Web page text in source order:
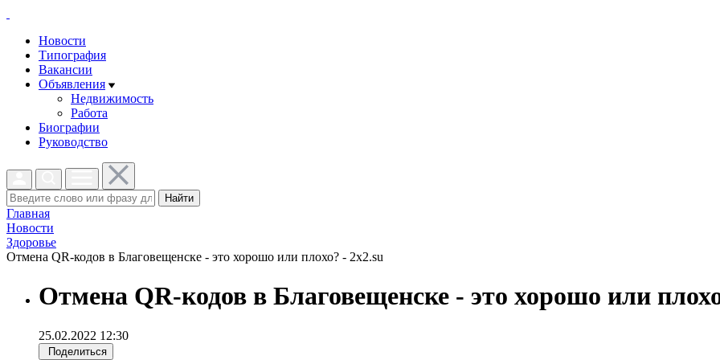
Новости
Типография
Вакансии
Объявления
Недвижимость
Работа
Биографии
Руководство
Найти
Главная
Новости
Здоровье
Отмена QR-кодов в Благовещенске - это хорошо или плохо? - 2x2.su
Отмена QR-кодов в Благовещенске - это хорошо или
25.02.2022 12:30
Поделиться